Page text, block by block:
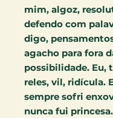
mim, algoz,
defendo com
digo,
agacho para fora
possibilidade. Eu,
reles, vil, ridícula.
sempre sofri
nunca fui